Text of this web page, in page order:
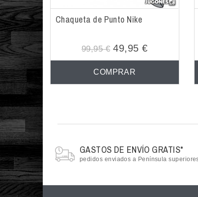
Chaqueta de Punto Nike
99,95 € 49,95 €
COMPRAR
GASTOS DE ENVÍO GRATIS*
pedidos enviados a Península